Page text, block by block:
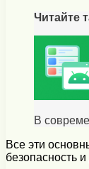
Читайте
В
Все эти
безопасность